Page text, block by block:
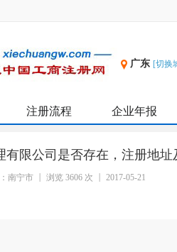
广东 [切换
注册流程 企业年报
有限公司是否存在，注册地
南宁市 浏览 3606 次 2017-05-21